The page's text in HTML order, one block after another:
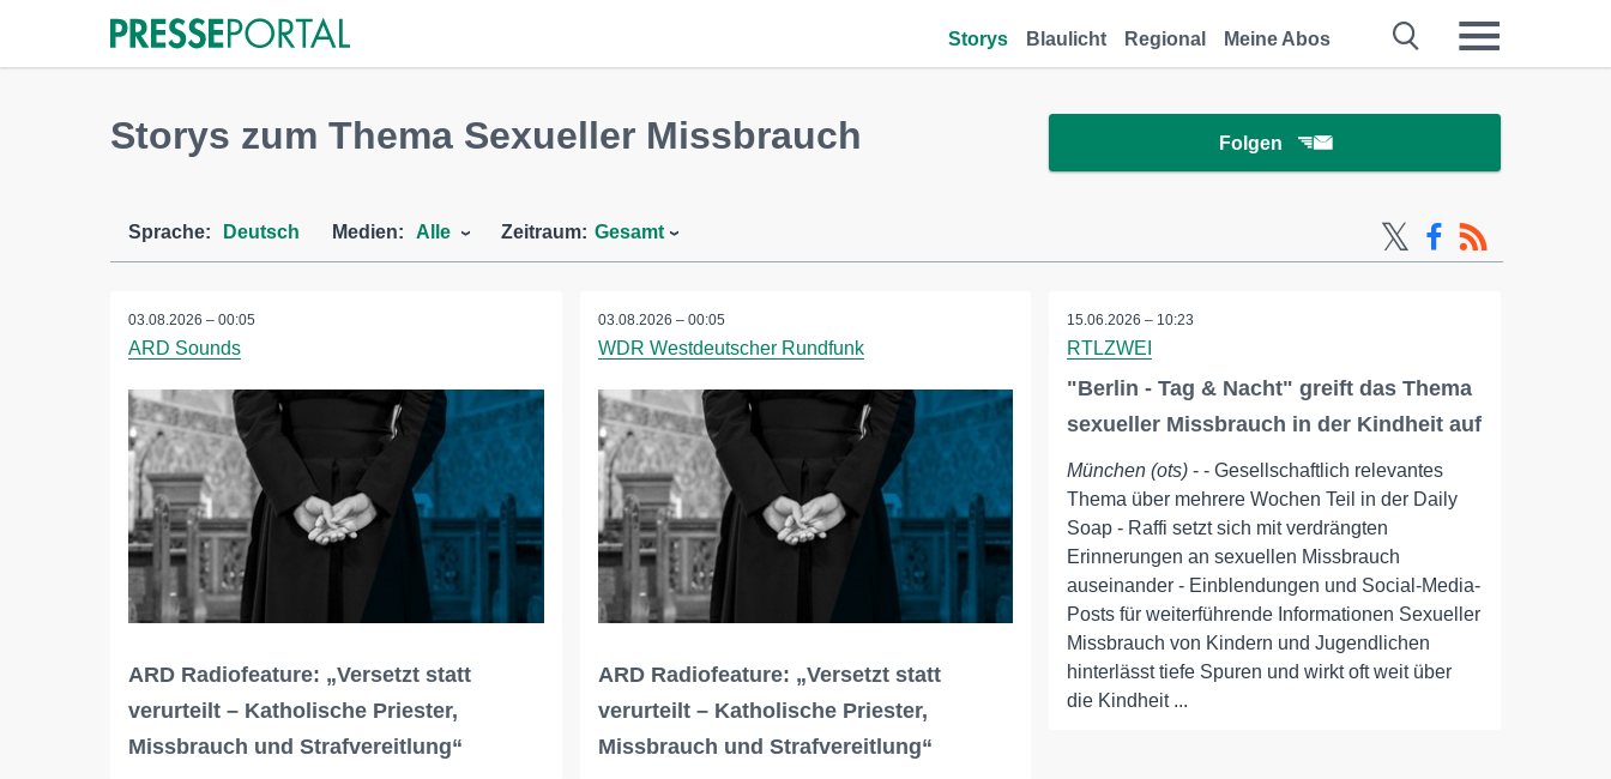
Storys Blaulicht Regional Meine Abos
Storys zum Thema Sexueller Missbrauch Folgen
Sprache: Deutsch Medien: Alle Zeitraum: Gesamt
03.08.2026 – 00:05
ARD Sounds
ARD Radiofeature: „Versetzt statt
verurteilt – Katholische Priester,
Missbrauch und Strafvereitlung“
03.08.2026 – 00:05
WDR Westdeutscher Rundfunk
ARD Radiofeature: „Versetzt statt
verurteilt – Katholische Priester,
Missbrauch und Strafvereitlung“
15.06.2026 – 10:23
RTLZWEI
"Berlin - Tag & Nacht" greift das Thema
sexueller Missbrauch in der Kindheit auf
München (ots) - - Gesellschaftlich relevantes
Thema über mehrere Wochen Teil in der Daily
Soap - Raffi setzt sich mit verdrängten
Erinnerungen an sexuellen Missbrauch
auseinander - Einblendungen und Social-Media-
Posts für weiterführende Informationen Sexueller
Missbrauch von Kindern und Jugendlichen
hinterlässt tiefe Spuren und wirkt oft weit über
die Kindheit ...